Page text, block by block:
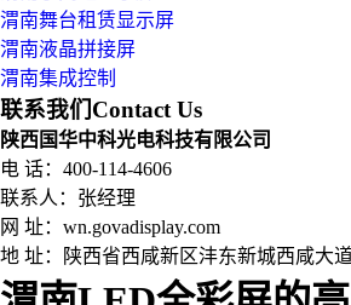
渭南舞台租赁显示屏
渭南液晶拼接屏
渭南集成控制
联系我们Contact Us
陕西国华中科光电科技有限公司
电 话：400-114-4606
联系人：张经理
网 址：wn.govadisplay.com
地 址：
陕西省西咸新区沣东新城西咸大